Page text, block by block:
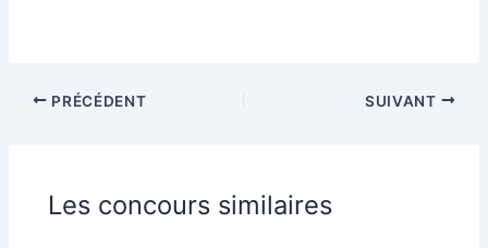
PRÉCÉDENT SUIVANT
Les concours similaires